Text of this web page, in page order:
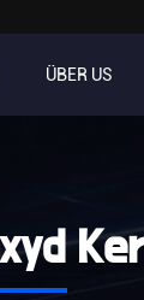
ÜBER US